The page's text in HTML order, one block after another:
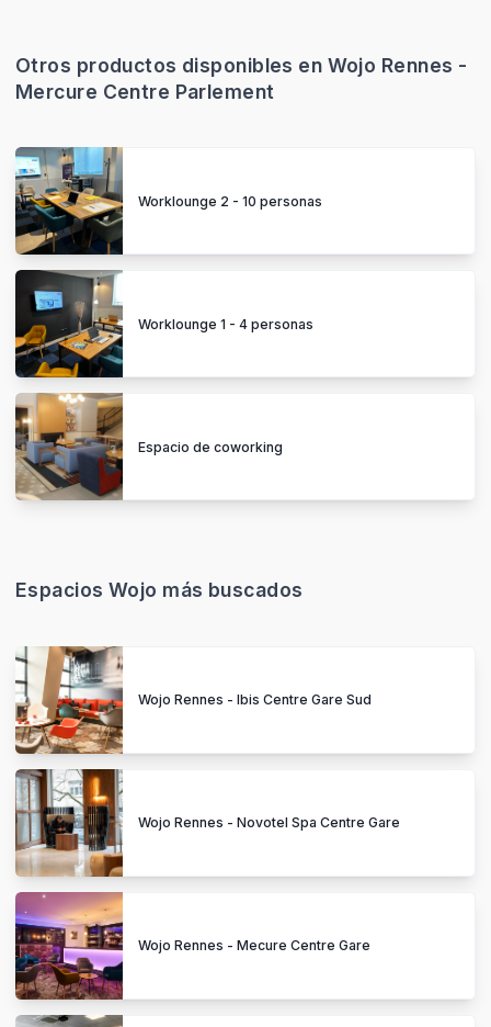
Otros productos disponibles en Wojo Rennes -
Mercure Centre Parlement
Worklounge 2 - 10 personas
Worklounge 1 - 4 personas
Espacio de coworking
Espacios Wojo más buscados
Wojo Rennes - Ibis Centre Gare Sud
Wojo Rennes - Novotel Spa Centre Gare
Wojo Rennes - Mecure Centre Gare